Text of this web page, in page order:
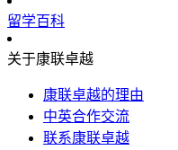
留学百科
关于康联卓越
康联卓越的理由
中英合作交流
联系康联卓越